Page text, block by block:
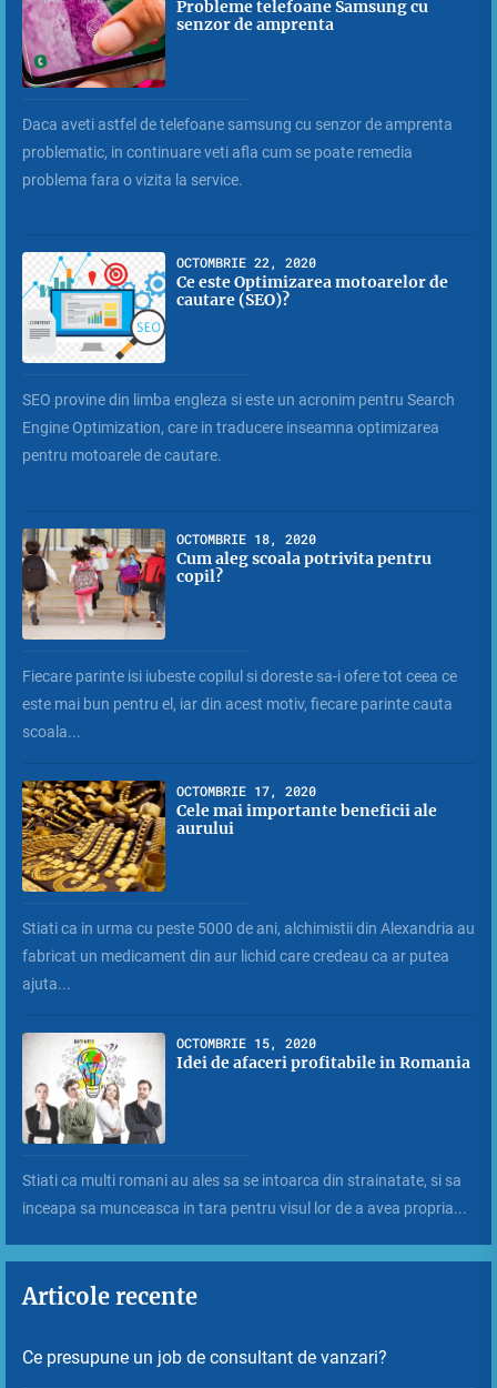
Probleme telefoane Samsung cu
senzor de amprenta
Daca aveti astfel de telefoane samsung cu senzor de amprenta
problematic, in continuare veti afla cum se poate remedia
problema fara o vizita la service.
OCTOMBRIE 22, 2020
Ce este Optimizarea motoarelor de
cautare (SEO)?
SEO provine din limba engleza si este un acronim pentru Search
Engine Optimization, care in traducere inseamna optimizarea
pentru motoarele de cautare.
OCTOMBRIE 18, 2020
Cum aleg scoala potrivita pentru
copil?
Fiecare parinte isi iubeste copilul si doreste sa-i ofere tot ceea ce
este mai bun pentru el, iar din acest motiv, fiecare parinte cauta
scoala...
OCTOMBRIE 17, 2020
Cele mai importante beneficii ale
aurului
Stiati ca in urma cu peste 5000 de ani, alchimistii din Alexandria au
fabricat un medicament din aur lichid care credeau ca ar putea
ajuta...
OCTOMBRIE 15, 2020
Idei de afaceri profitabile in Romania
Stiati ca multi romani au ales sa se intoarca din strainatate, si sa
inceapa sa munceasca in tara pentru visul lor de a avea propria...
Articole recente
Ce presupune un job de consultant de vanzari?